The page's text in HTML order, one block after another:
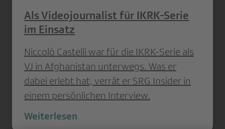
Als Videojournalist für IKRK-Serie
im Einsatz
Niccolò Castelli war für die IKRK-Serie als
VJ in Afghanistan unterwegs. Was er
dabei erlebt hat, verrät er SRG Insider in
einem persönlichen Interview.
Weiterlesen